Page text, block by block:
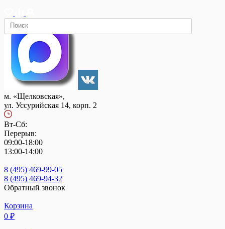
м. «Щелковская»,
ул. Уссурийская 14, корп. 2
Вт-Сб:
Перерыв:
09:00-18:00
13:00-14:00
8 (495) 469-99-05
8 (495) 469-94-32
Обратный звонок
Корзина
0 ₽